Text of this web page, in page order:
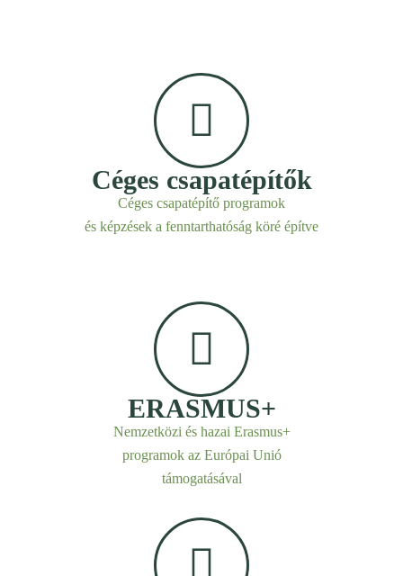
Céges csapatépítők
Céges csapatépítő programok
és képzések a fenntarthatóság köré építve
ERASMUS+
Nemzetközi és hazai Erasmus+
programok az Európai Unió
támogatásával